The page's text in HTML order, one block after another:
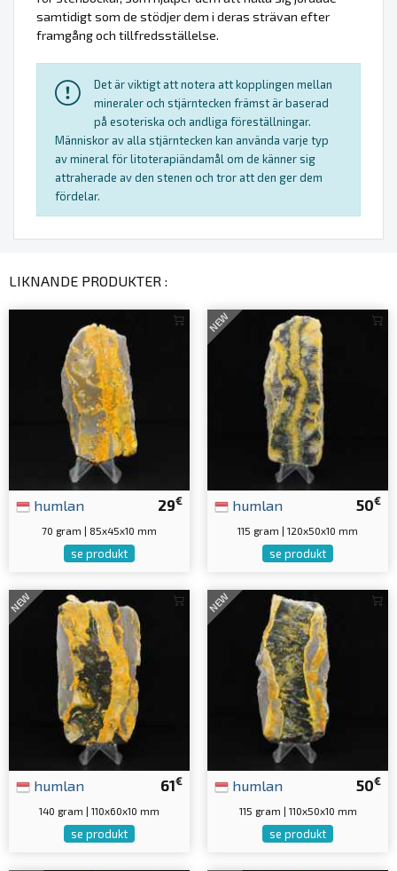
samtidigt som de stödjer dem i deras strävan efter
framgång och tillfredsställelse.
Det är viktigt att notera att kopplingen mellan
mineraler och stjärntecken främst är baserad
på esoteriska och andliga föreställningar.
Människor av alla stjärntecken kan använda varje typ
av mineral för litoterapiändamål om de känner sig
attraherade av den stenen och tror att den ger dem
fördelar.
LIKNANDE PRODUKTER :
29€
humlan
70 gram | 85x45x10 mm
se produkt
NEW
50€
humlan
115 gram | 120x50x10 mm
se produkt
NEW
61€
humlan
140 gram | 110x60x10 mm
se produkt
NEW
50€
humlan
115 gram | 110x50x10 mm
se produkt